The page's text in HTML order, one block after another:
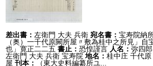
差出書： 左衛門 大夫 兵衛 宛名書：宝寿院納
（奥）一千代原闕所屋〃敷為桂中之所見」自
也」寛正二二五 書止：恐惶謹言 人名：弥四
左衛門 大夫 兵衛 宝寿院 地名：桂中庄 千代原
屋 刊本： （東大史料編纂所ユ...